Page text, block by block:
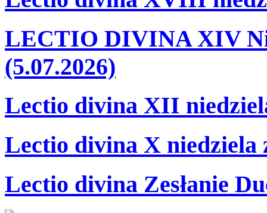
LECTIO DIVINA XIV
(5.07.2026)
Lectio divina XII
Lectio divina X niedziela
Lectio divina Zesłanie